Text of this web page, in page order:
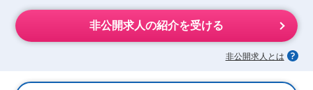
非公開求人の紹介を受ける
非公開求人とは